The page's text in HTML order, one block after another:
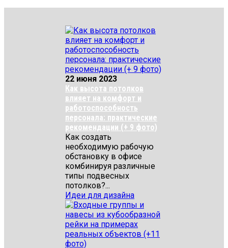
22 июня 2023
Как высота потолков
влияет на комфорт и
работоспособность
персонала: практические
рекомендации (+ 9 фото)
Как создать
необходимую рабочую
обстановку в офисе
комбинируя различные
типы подвесных
потолков?...
Идеи для дизайна